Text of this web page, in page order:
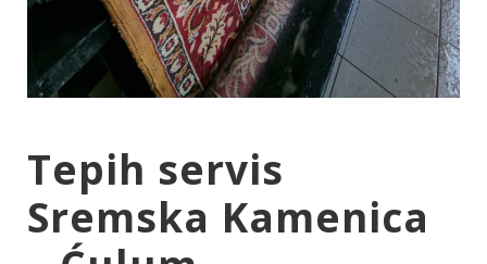
Tepih servis
Sremska Kamenica